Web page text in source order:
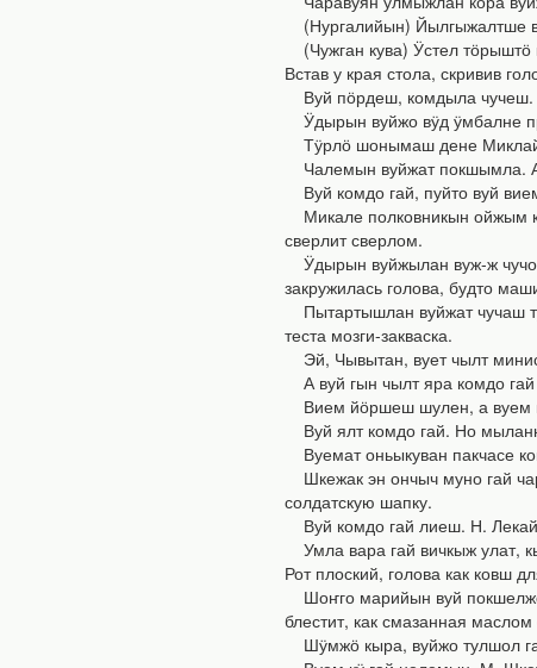
(Нургалийын) Йылгыжалтше
(Чужган кува) Ӱстел
Встав у края стола, скривив
Вуй пӧрдеш, комдыла чучеш.
Ӱдырын вуйжо вӱд ӱмбалне
Тӱрлӧ шонымаш дене
Чалемын вуйжат покшымла.
Вуй комдо гай, пуйто вуй
Микале полковникын ойжым
сверлит сверлом.
Ӱдырын вуйжылан вуж-ж
закружилась голова, будто
Пытартышлан вуйжат чучаш
теста мозги-закваска.
Эй, Чывытан, вует чылт
А вуй гын чылт яра комдо
Вием йӧршеш шулен, а вуем
Вуй ялт комдо гай. Но
Вуемат оньыкуван пакчасе
Шкежак эн ончыч муно гай
солдатскую шапку.
Вуй комдо гай лиеш. Н.
Умла вара гай вичкыж улат,
Рот плоский, голова как ковш
Шоҥго марийын вуй
блестит, как смазанная маслом
Шӱмжӧ кыра, вуйжо тулшол